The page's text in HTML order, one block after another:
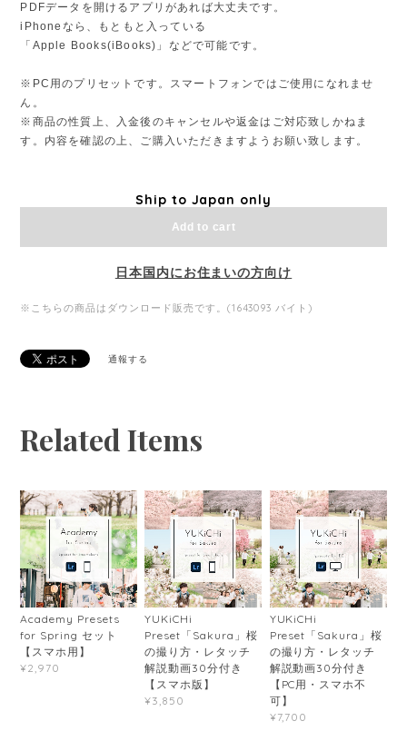
PDFデータを開けるアプリがあれば大丈夫です。
iPhoneなら、もともと入っている
「Apple Books(iBooks)」などで可能です。
※PC用のプリセットです。スマートフォンではご使用になれませ
ん。
※商品の性質上、入金後のキャンセルや返金はご対応致しかねま
す。内容を確認の上、ご購入いただきますようお願い致します。
Ship to Japan only
Add to cart
日本国内にお住まいの方向け
※こちらの商品はダウンロード販売です。(1643093 バイト)
通報する
Related Items
Academy Presets
for Spring セット
【スマホ用】
¥2,970
YUKiCHi
Preset「Sakura」桜
の撮り方・レタッチ
解説動画30分付き
【スマホ版】
¥3,850
YUKiCHi
Preset「Sakura」桜
の撮り方・レタッチ
解説動画30分付き
【PC用・スマホ不
可】
¥7,700